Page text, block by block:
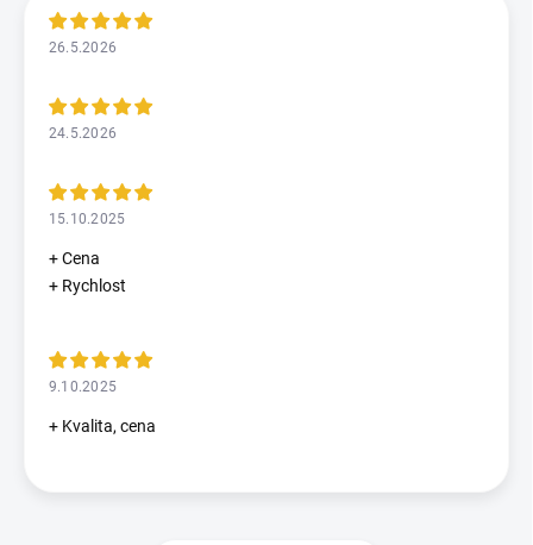
26.5.2026
24.5.2026
15.10.2025
+ Cena
+ Rychlost
9.10.2025
+ Kvalita, cena